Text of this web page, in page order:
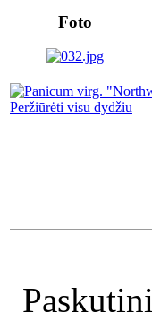
Foto
Peržiūrėti visu dydžiu